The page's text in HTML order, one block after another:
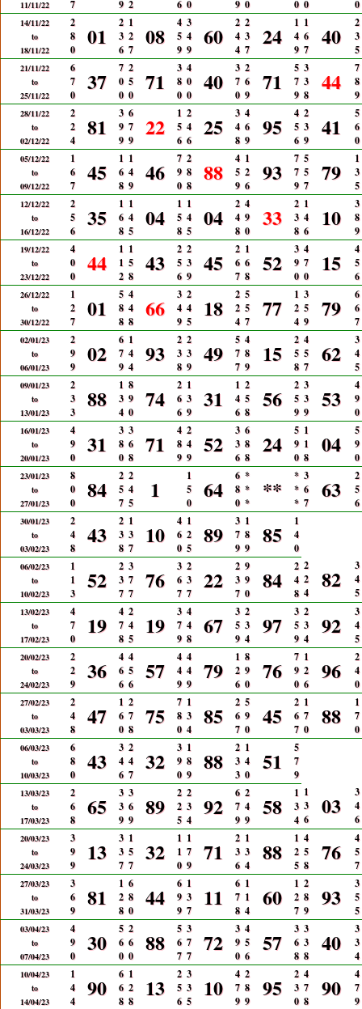
11/11/22 7 9 2 6 0 9 0 0 0 0
14/11/22
to
18/11/22
2
8
0
01
2
3
6
1
2
7
08
4
5
9
3
4
9
60
2
4
4
2
3
7
24
1
4
9
1
6
7
40
2
3
5
21/11/22
to
25/11/22
6
7
0
37
7
0
0
2
5
0
71
3
8
0
4
0
0
40
3
7
0
2
6
9
71
5
7
9
3
3
8
44
7
8
9
28/11/22
to
02/12/22
2
2
4
81
3
9
9
6
7
9
22
1
5
6
2
4
6
25
3
4
8
4
6
9
95
4
5
6
2
3
9
41
5
6
0
05/12/22
to
09/12/22
1
6
7
45
1
6
8
1
4
9
46
7
9
0
2
8
8
88
4
5
9
1
2
6
93
7
7
9
5
5
7
79
1
3
5
12/12/22
to
16/12/22
2
5
6
35
1
6
8
1
4
5
04
1
5
8
1
4
5
04
2
4
8
4
9
0
33
2
3
8
1
4
6
10
3
8
9
19/12/22
to
23/12/22
4
0
0
44
1
1
2
1
5
8
43
2
5
6
2
3
9
45
2
6
7
1
6
8
52
3
9
0
4
7
0
15
4
5
6
26/12/22
to
30/12/22
1
2
7
01
5
8
8
4
4
8
66
3
4
9
2
4
5
18
2
2
4
5
5
7
77
1
2
4
3
5
9
79
6
6
7
02/01/23
to
06/01/23
2
9
9
02
6
7
9
1
4
4
93
2
3
8
2
3
9
49
5
7
7
4
8
9
15
2
5
8
4
5
7
62
3
4
5
09/01/23
to
13/01/23
2
3
3
88
1
3
4
8
9
0
74
2
6
6
1
3
9
31
1
4
6
2
5
8
56
2
5
9
3
3
9
53
4
9
0
16/01/23
to
20/01/23
4
9
0
31
3
8
0
3
6
8
71
4
8
9
2
4
9
52
3
3
6
6
8
8
24
5
9
0
1
1
8
04
5
9
0
23/01/23
to
27/01/23
8
0
0
84
2
5
7
2
4
5
1
1
5
0
64
6
8
0
*
*
*
**
*
*
*
3
6
7
63
2
5
6
30/01/23
to
03/02/23
2
4
8
43
2
3
8
1
3
7
10
4
6
0
1
2
5
89
3
7
9
1
8
9
85
1
4
0
06/02/23
to
10/02/23
1
1
3
52
2
3
7
3
7
7
76
3
6
7
2
3
7
22
2
3
7
9
9
0
84
2
4
8
2
2
4
82
3
4
5
13/02/23
to
17/02/23
4
7
0
19
4
7
8
2
4
5
19
3
7
9
4
4
8
67
3
5
9
2
3
4
97
3
5
9
2
3
4
92
3
4
5
20/02/23
to
24/02/23
2
2
9
36
4
6
6
4
5
6
57
4
4
9
4
4
9
79
1
2
6
8
9
0
76
7
9
0
1
2
6
96
2
4
0
27/02/23
to
03/03/23
2
4
8
47
1
6
0
2
7
8
75
7
8
0
1
3
4
85
2
6
7
5
9
0
45
2
6
7
1
7
0
88
1
7
0
06/03/23
to
10/03/23
6
8
0
43
3
4
6
2
4
7
32
3
9
0
1
8
9
88
2
3
3
1
4
0
51
5
7
9
13/03/23
to
17/03/23
2
6
8
65
3
3
9
3
6
9
89
2
2
5
2
3
4
92
6
7
9
2
4
9
58
1
3
4
1
3
6
03
3
4
6
20/03/23
to
24/03/23
3
9
9
13
3
3
7
1
5
7
32
1
1
0
1
7
9
71
2
3
6
1
3
4
88
1
2
5
4
5
8
76
4
5
7
27/03/23
to
31/03/23
3
6
9
81
1
2
8
6
8
0
44
6
9
9
1
3
7
11
6
7
8
1
1
4
60
1
2
7
2
8
9
93
3
5
5
03/04/23
to
07/04/23
4
9
0
30
5
6
0
2
6
0
88
5
6
7
3
7
7
72
3
9
0
4
5
6
57
3
6
8
3
3
8
40
3
3
4
10/04/23
to
14/04/23
1
4
4
90
6
6
8
1
2
8
13
2
5
6
3
3
5
10
4
7
9
2
8
9
95
2
3
0
4
7
8
90
4
7
9